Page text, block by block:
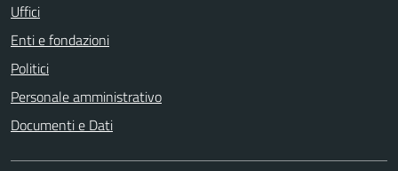
Uffici
Enti e fondazioni
Politici
Personale amministrativo
Documenti e Dati